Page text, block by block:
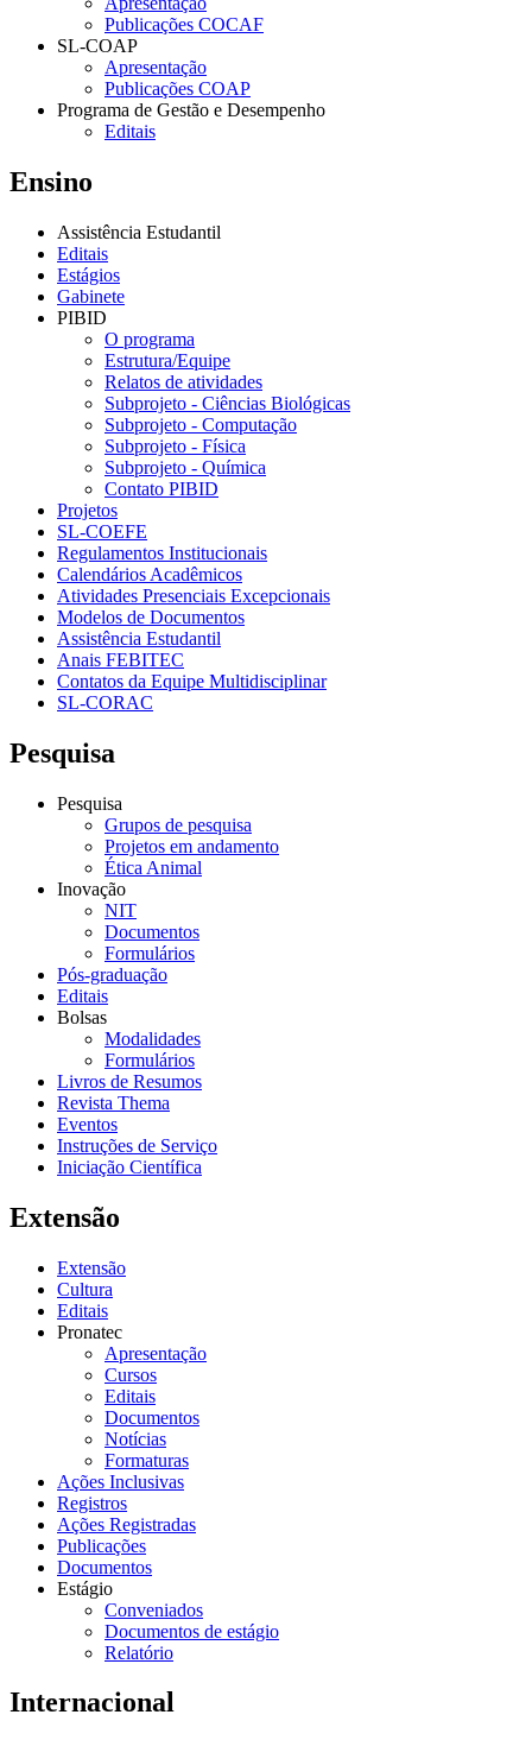
Publicações COCAF
SL-COAP
Apresentação
Publicações COAP
Programa de Gestão e Desempenho
Editais
Ensino
Assistência Estudantil
Editais
Estágios
Gabinete
PIBID
O programa
Estrutura/Equipe
Relatos de atividades
Subprojeto - Ciências Biológicas
Subprojeto - Computação
Subprojeto - Física
Subprojeto - Química
Contato PIBID
Projetos
SL-COEFE
Regulamentos Institucionais
Calendários Acadêmicos
Atividades Presenciais Excepcionais
Modelos de Documentos
Assistência Estudantil
Anais FEBITEC
Contatos da Equipe Multidisciplinar
SL-CORAC
Pesquisa
Pesquisa
Grupos de pesquisa
Projetos em andamento
Ética Animal
Inovação
NIT
Documentos
Formulários
Pós-graduação
Editais
Bolsas
Modalidades
Formulários
Livros de Resumos
Revista Thema
Eventos
Instruções de Serviço
Iniciação Científica
Extensão
Extensão
Cultura
Editais
Pronatec
Apresentação
Cursos
Editais
Documentos
Notícias
Formaturas
Ações Inclusivas
Registros
Ações Registradas
Publicações
Documentos
Estágio
Conveniados
Documentos de estágio
Relatório
Internacional